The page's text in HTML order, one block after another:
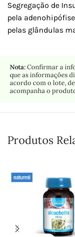
Segregação de
pela
pelas glândulas
Nota:Confirmar a
que as informações
acordo com o lote,
acompanha o
Produtos